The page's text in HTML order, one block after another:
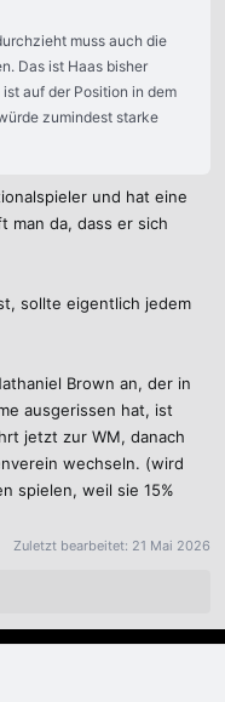
muss auch die
Das ist Haas bisher
auf der Position in dem
zumindest starke
und hat eine
man da, dass er sich
sollte eigentlich jedem
Brown an, der in
ausgerissen hat, ist
jetzt zur WM, danach
wechseln. (wird
spielen, weil sie 15%
Zuletzt bearbeitet: 21 Mai 2026